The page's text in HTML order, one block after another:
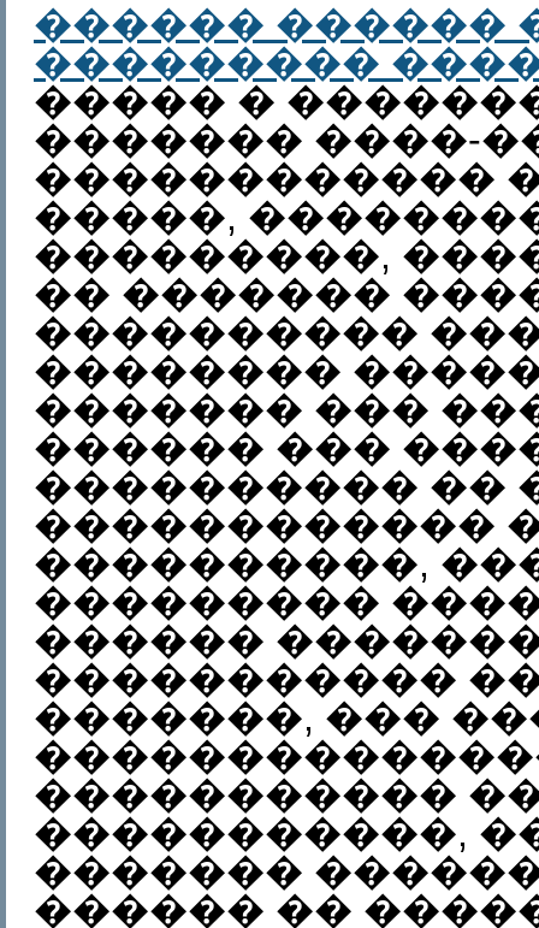
������ ������
���������
����� �
������� ����-
������������
�����,
���������,
�� �������
����������
��������
������� ���
������ ���
���������� ��
������������
����������,
���������
������
�����������
�������, ���
�����������
�����������,
�������
������ ��